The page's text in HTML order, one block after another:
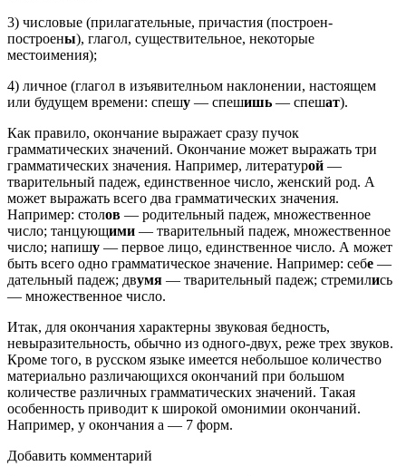
3) числовые (прилагательные, причастия (построен-
построены), глагол, существительное, некоторые
местоимения);
4) личное (глагол в изъявителньом наклонении, настоящем
или будущем времени: спешу — спешишь — спешат).
Как правило, окончание выражает сразу пучок
грамматических значений. Окончание может выражать три
грамматических значения. Например, литературой —
тварительный падеж, единственное число, женский род. А
может выражать всего два грамматических значения.
Например: столов — родительный падеж, множественное
число; танцующими — тварительный падеж, множественное
число; напишу — первое лицо, единственное число. А может
быть всего одно грамматическое значение. Например: себе —
дательный падеж; двумя — тварительный падеж; стремились
— множественное число.
Итак, для окончания характерны звуковая бедность,
невыразительность, обычно из одного-двух, реже трех звуков.
Кроме того, в русском языке имеется небольшое количество
материально различающихся окончаний при большом
количестве различных грамматических значений. Такая
особенность приводит к широкой омонимии окончаний.
Например, у окончания а — 7 форм.
Добавить комментарий